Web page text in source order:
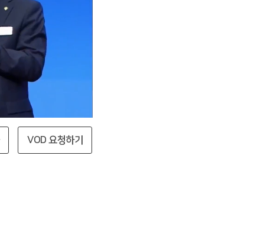
VOD 요청하기